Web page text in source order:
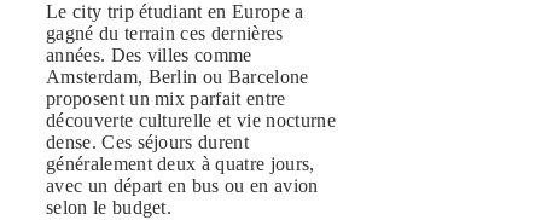
Le city trip étudiant en Europe a
gagné du terrain ces dernières
années. Des villes comme
Amsterdam, Berlin ou Barcelone
proposent un mix parfait entre
découverte culturelle et vie nocturne
dense. Ces séjours durent
généralement deux à quatre jours,
avec un départ en bus ou en avion
selon le budget.